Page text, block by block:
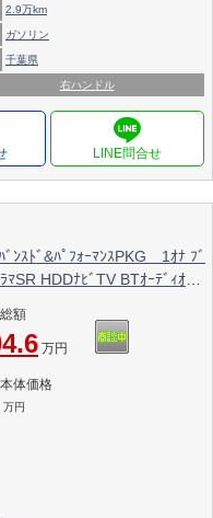
2.9万km
ガソリン
千葉県
右ハンドル
ﾝｽﾄﾞ&ﾊﾟﾌｫｰﾏﾝｽPKG 1ｵﾅ ﾌﾞ
ﾏSR HDDﾅﾋﾞTV BTｵｰﾃﾞｨｵ
ｽﾄﾞｽﾋﾟｰｶｰ 19AW ﾊﾟﾌｫｰﾏﾝｽ
額
万円
体価格
万円